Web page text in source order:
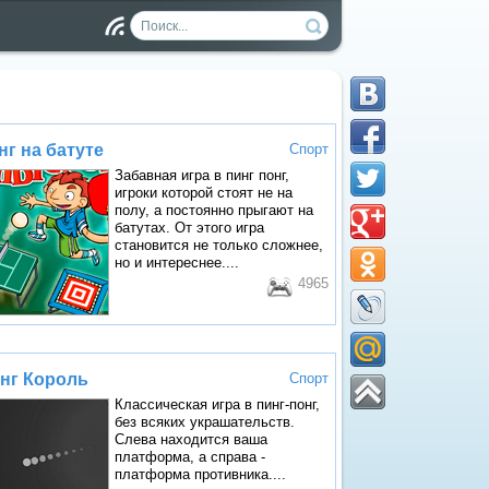
ен
на батуте
Спорт
Забавная игра в пинг понг,
игроки которой стоят не на
полу, а постоянно прыгают на
батутах. От этого игра
становится не только сложнее,
но и интереснее....
4965
Король
Спорт
Классическая игра в пинг-понг,
без всяких украшательств.
Слева находится ваша
платформа, а справа -
платформа противника....